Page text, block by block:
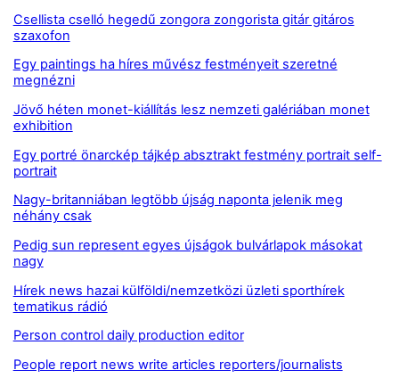
Csellista cselló hegedű zongora zongorista gitár gitáros
szaxofon
Egy paintings ha híres művész festményeit szeretné
megnézni
Jövő héten monet-kiállítás lesz nemzeti galériában monet
exhibition
Egy portré önarckép tájkép absztrakt festmény portrait self-
portrait
Nagy-britanniában legtöbb újság naponta jelenik meg
néhány csak
Pedig sun represent egyes újságok bulvárlapok másokat
nagy
Hírek news hazai külföldi/nemzetközi üzleti sporthírek
tematikus rádió
Person control daily production editor
People report news write articles reporters/journalists